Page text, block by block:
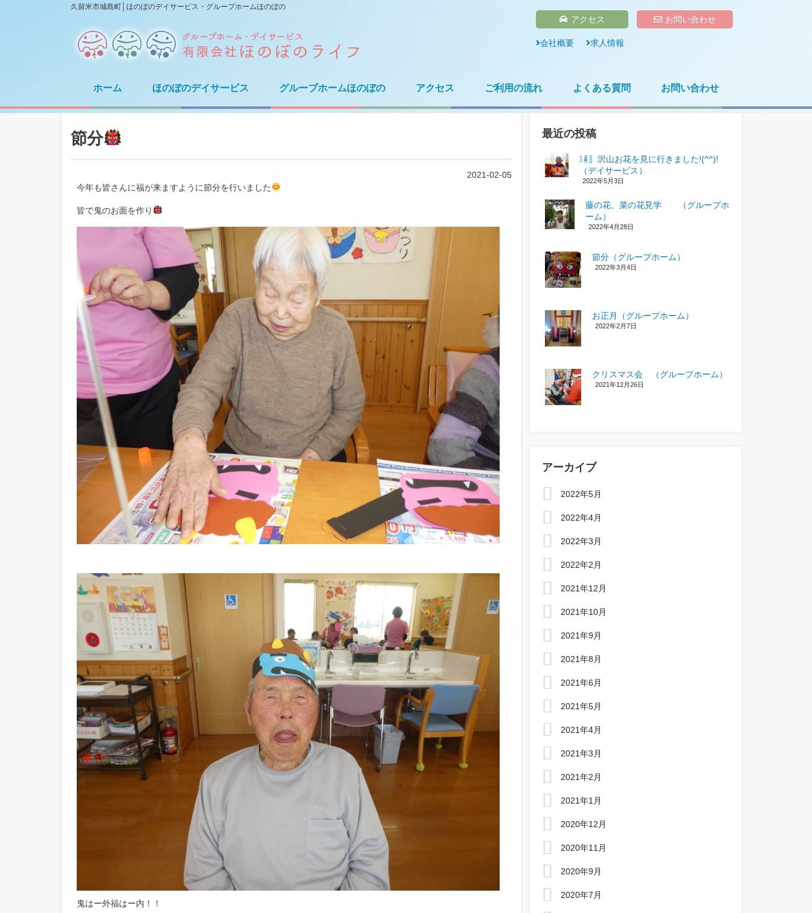
久留米市城島町│ほのぼのデイサービス・グループホームほのぼの
アクセス お問い合わせ
会社概要 求人情報
ホーム ほのぼのデイサービス グループホームほのぼの アクセス ご利用の流れ よくある質問 お問い合わせ
節分
2021-02-05
今年も皆さんに福が来ますように節分を行いました
皆で鬼のお面を作り
鬼はー外福はー内！！
最近の投稿
㋂㋃、沢山お花を見に行きました!(^^)!
（デイサービス）
2022年5月3日
藤の花、菜の花見学 （グループホ
ーム）
2022年4月28日
節分（グループホーム）
2022年3月4日
お正月（グループホーム）
2022年2月7日
クリスマス会 （グループホーム）
2021年12月26日
アーカイブ
2022年5月
2022年4月
2022年3月
2022年2月
2021年12月
2021年10月
2021年9月
2021年8月
2021年6月
2021年5月
2021年4月
2021年3月
2021年2月
2021年1月
2020年12月
2020年11月
2020年9月
2020年7月